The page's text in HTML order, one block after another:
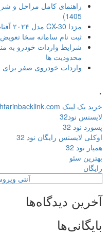
1405)
مزدا CX-30 مدل ۲۰۲۴ آفتاب خودرو؛ بررسی و مشخصات فنی
ثبت نام سامانه سخا تعویض
شرایط واردات خودرو به
محدودیت ها
واردات خودروی صفر برای
خرید بک لینک behtarinbacklink.com
لایسنس نود32
پسورد نود 32
اوکلی لایسنس رایگان نود 32
همیار نود 32
بهترین سئو
رایگان
آنتی
آخرین دیدگاه‌ها
بایگانی‌ها